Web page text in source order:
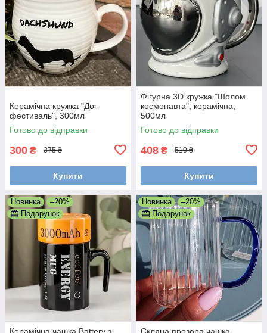
Керамічна кружка "Дог-
фестиваль", 300мл
Готово до відправки
300 ₴ 375 ₴
Купити
Фігурна 3D кружка "Шолом
космонавта", керамічна,
500мл
Готово до відправки
408 ₴ 510 ₴
Купити
Новинка
–20%
Подарунок
Новинка
–20%
Подарунок